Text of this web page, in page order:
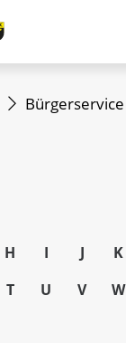
Bürgerservice
H I J
K
T U V
W